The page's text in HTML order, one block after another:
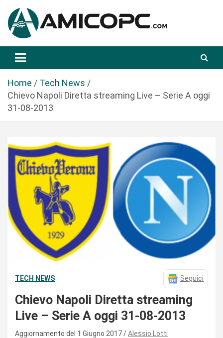
a
Amicopc.com
Home
Tech News
Chievo Napoli Diretta streaming Live – Serie A oggi
31-08-2013
TECH NEWS Seguici
Chievo Napoli Diretta streaming
Live – Serie A oggi 31-08-2013
Aggiornamento del 1 Giugno 2017 Alessio Lotti